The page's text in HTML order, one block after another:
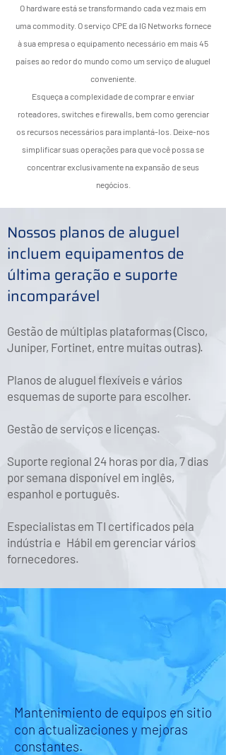
O hardware está se transformando cada vez mais em
uma commodity. O serviço CPE da IG Networks fornece
à sua empresa o equipamento necessário em mais 45
países ao redor do mundo como um serviço de aluguel
conveniente.
Esqueça a complexidade de comprar e enviar
roteadores, switches e firewalls, bem como gerenciar
os recursos necessários para implantá-los. Deixe-nos
simplificar suas operações para que você possa se
concentrar exclusivamente na expansão de seus
negócios.
Nossos planos de aluguel
incluem equipamentos de
última geração e suporte
incomparável
Gestão de múltiplas plataformas (Cisco,
Juniper, Fortinet, entre muitas outras).
Planos de aluguel flexíveis e vários
esquemas de suporte para escolher.
Gestão de serviços e licenças.
Suporte regional 24 horas por dia, 7 dias
por semana disponível em inglês,
espanhol e português.
Especialistas em TI certificados pela
indústria e Hábil em gerenciar vários
fornecedores.
Mantenimiento de equipos en sitio
con actualizaciones y mejoras
constantes.